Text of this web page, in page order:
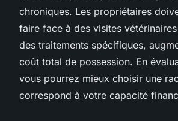
chroniques. Les propriétaires
faire face à des visites
des traitements spécifiques,
coût total de possession. En
vous pourrez mieux choisir une
correspond à votre capacité